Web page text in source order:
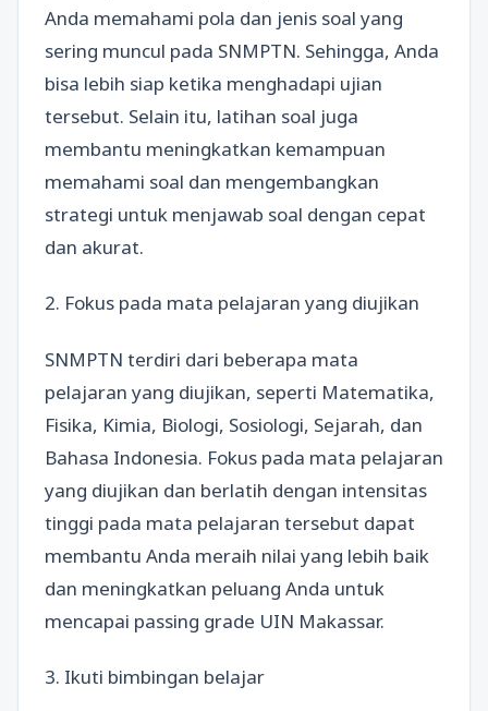
Anda memahami pola dan jenis soal yang
sering muncul pada SNMPTN. Sehingga, Anda
bisa lebih siap ketika menghadapi ujian
tersebut. Selain itu, latihan soal juga
membantu meningkatkan kemampuan
memahami soal dan mengembangkan
strategi untuk menjawab soal dengan cepat
dan akurat.
2. Fokus pada mata pelajaran yang diujikan
SNMPTN terdiri dari beberapa mata
pelajaran yang diujikan, seperti Matematika,
Fisika, Kimia, Biologi, Sosiologi, Sejarah, dan
Bahasa Indonesia. Fokus pada mata pelajaran
yang diujikan dan berlatih dengan intensitas
tinggi pada mata pelajaran tersebut dapat
membantu Anda meraih nilai yang lebih baik
dan meningkatkan peluang Anda untuk
mencapai passing grade UIN Makassar.
3. Ikuti bimbingan belajar